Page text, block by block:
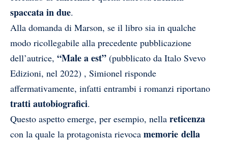
spaccata in due.
Alla domanda di Marson, se il libro sia in qualche
modo ricollegabile alla precedente pubblicazione
dell’autrice, “Male a est” (pubblicato da Italo Svevo
Edizioni, nel 2022) , Simionel risponde
affermativamente, infatti entrambi i romanzi riportano
tratti autobiografici.
Questo aspetto emerge, per esempio, nella reticenza
con la quale la protagonista rievoca memorie della